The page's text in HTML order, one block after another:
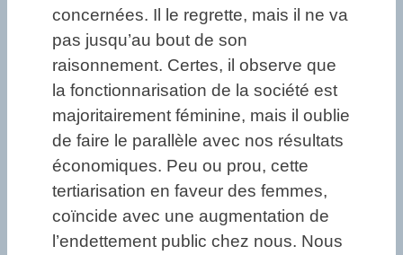
concernées. Il le regrette, mais il ne va
pas jusqu’au bout de son
raisonnement. Certes, il observe que
la fonctionnarisation de la société est
majoritairement féminine, mais il oublie
de faire le parallèle avec nos résultats
économiques. Peu ou prou, cette
tertiarisation en faveur des femmes,
coïncide avec une augmentation de
l’endettement public chez nous. Nous